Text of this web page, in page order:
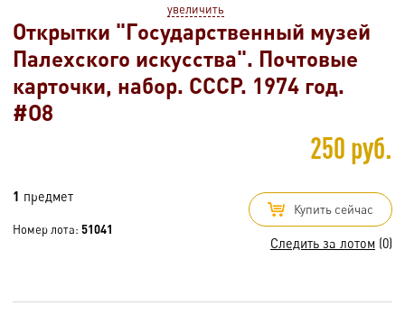
увеличить
Открытки "Государственный музей
Палехского искусства". Почтовые
карточки, набор. СССР. 1974 год.
#O8
250 руб.
1 предмет
Номер лота: 51041
Купить сейчас
Следить за лотом (0)